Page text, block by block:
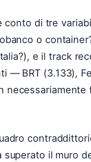
di tre
o
e il track
— BRT (3.133),
necessariamente
il muro